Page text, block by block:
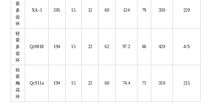
瓷
多
齿
环
XA-1 205 15 12 60 124 79 330 220
轻
瓷
多
齿
环
Qc9818 194 15 22 62 97.2 66 420 4-5
轻
瓷
梅
花
环
Qc911a 194 15 22 60 74.4 71 310 215